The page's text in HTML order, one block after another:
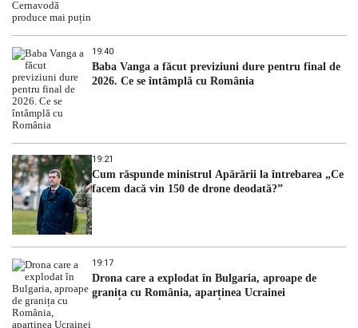
19:40
Baba Vanga a făcut previziuni dure pentru final de
2026. Ce se întâmplă cu România
19:21
Cum răspunde ministrul Apărării la întrebarea „Ce
facem dacă vin 150 de drone deodată?”
19:17
Drona care a explodat în Bulgaria, aproape de
granița cu România, aparținea Ucrainei